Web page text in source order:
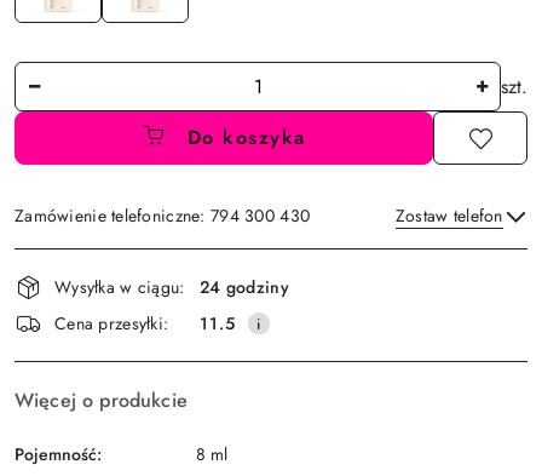
Ilość
szt.
Do koszyka
Zamówienie telefoniczne: 794 300 430 Zostaw telefon
Wyślij
Dostępność
i
dostawa
Wysyłka w ciągu:
24 godziny
Cena przesyłki:
11.5
Więcej o produkcie
Pojemność: 8 ml